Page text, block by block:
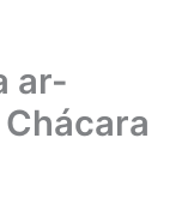
ar-